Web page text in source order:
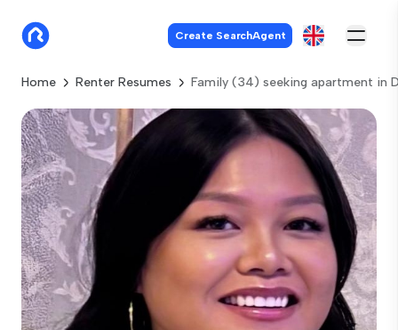
Create SearchAgent
Home Renter Resumes Family (34) seeking apartment in